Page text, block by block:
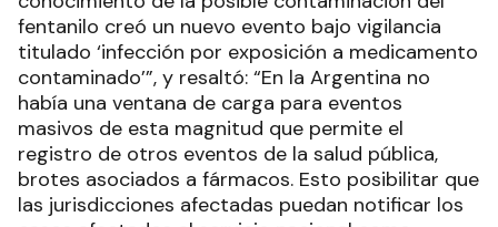
fentanilo creó un nuevo evento bajo vigilancia
titulado ‘infección por exposición a medicamento
contaminado’”, y resaltó: “En la Argentina no
había una ventana de carga para eventos
masivos de esta magnitud que permite el
registro de otros eventos de la salud pública,
brotes asociados a fármacos. Esto posibilitar que
las jurisdicciones afectadas puedan notificar los